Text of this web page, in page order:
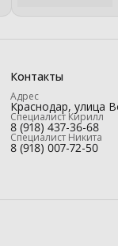
Контакты
Адрес
Краснодар, улица
Специалист Кирилл
8 (918) 437-36-68
Специалист Никита
8 (918) 007-72-50